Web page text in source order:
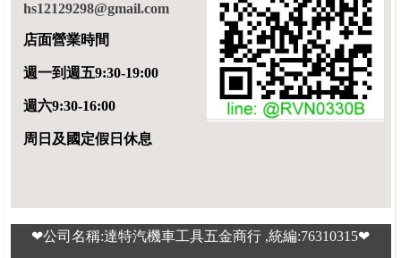
hs12129298@gmail.com
店面營業時間
週一到週五9:30-19:00
週六9:30-16:00
周日及國定假日休息
❤公司名稱:達特汽機車工具五金商行 ,統編:76310315❤